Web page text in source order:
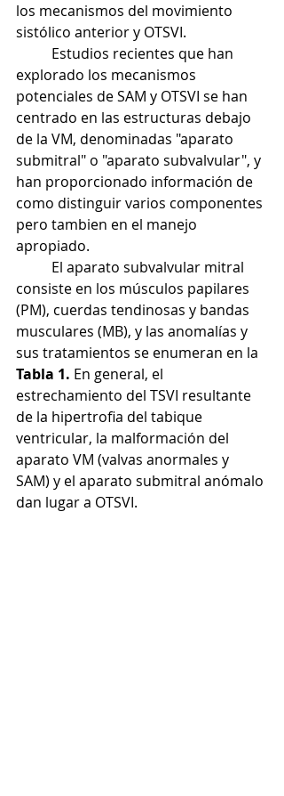
los mecanismos del movimiento
sistólico anterior y OTSVI.
explorado los mecanismos
potenciales de SAM y OTSVI se han
centrado en las estructuras debajo
de la VM, denominadas "aparato
submitral" o "aparato subvalvular", y
han proporcionado información de
como distinguir varios componentes
pero tambien en el manejo
apropiado.
consiste en los músculos papilares
(PM), cuerdas tendinosas y bandas
musculares (MB), y las anomalías y
sus tratamientos se enumeran en la
Tabla 1. En general, el
estrechamiento del TSVI resultante
de la hipertrofia del tabique
ventricular, la malformación del
aparato VM (valvas anormales y
SAM) y el aparato submitral anómalo
dan lugar a OTSVI.